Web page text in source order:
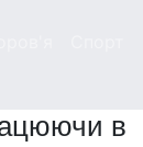
в